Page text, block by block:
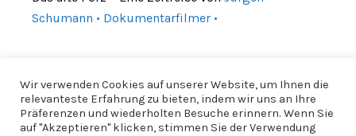
Schumann • Dokumentarfilmer •
Wir verwenden Cookies auf unserer Website, um Ihnen die
relevanteste Erfahrung zu bieten, indem wir uns an Ihre
Präferenzen und wiederholten Besuche erinnern. Wenn Sie
auf "Akzeptieren" klicken, stimmen Sie der Verwendung